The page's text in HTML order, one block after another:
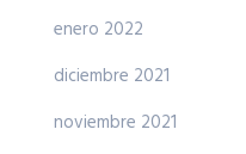
enero 2022
diciembre 2021
noviembre 2021